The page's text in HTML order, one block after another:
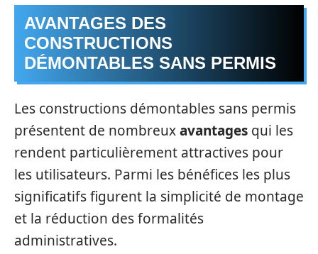
AVANTAGES DES
CONSTRUCTIONS
DÉMONTABLES SANS PERMIS
Les constructions démontables sans permis
présentent de nombreuxavantages qui les
rendent particulièrement attractives pour
les utilisateurs. Parmi les bénéfices les plus
significatifs figurent la simplicité de montage
et la réduction des formalités
administratives.